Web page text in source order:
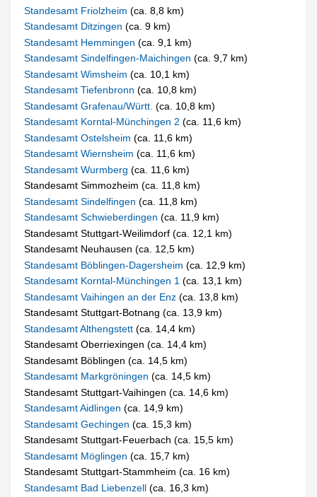
Standesamt Friolzheim(ca. 8,8 km)
Standesamt Ditzingen(ca. 9 km)
Standesamt Hemmingen(ca. 9,1 km)
Standesamt Sindelfingen-Maichingen(ca. 9,7 km)
Standesamt Wimsheim(ca. 10,1 km)
Standesamt Tiefenbronn(ca. 10,8 km)
Standesamt Grafenau/Württ.(ca. 10,8 km)
Standesamt Korntal-Münchingen 2(ca. 11,6 km)
Standesamt Ostelsheim(ca. 11,6 km)
Standesamt Wiernsheim(ca. 11,6 km)
Standesamt Wurmberg(ca. 11,6 km)
Standesamt Simmozheim (ca. 11,8 km)
Standesamt Sindelfingen(ca. 11,8 km)
Standesamt Schwieberdingen(ca. 11,9 km)
Standesamt Stuttgart-Weilimdorf (ca. 12,1 km)
Standesamt Neuhausen (ca. 12,5 km)
Standesamt Böblingen-Dagersheim(ca. 12,9 km)
Standesamt Korntal-Münchingen 1(ca. 13,1 km)
Standesamt Vaihingen an der Enz(ca. 13,8 km)
Standesamt Stuttgart-Botnang (ca. 13,9 km)
Standesamt Althengstett(ca. 14,4 km)
Standesamt Oberriexingen (ca. 14,4 km)
Standesamt Böblingen (ca. 14,5 km)
Standesamt Markgröningen(ca. 14,5 km)
Standesamt Stuttgart-Vaihingen (ca. 14,6 km)
Standesamt Aidlingen(ca. 14,9 km)
Standesamt Gechingen(ca. 15,3 km)
Standesamt Stuttgart-Feuerbach (ca. 15,5 km)
Standesamt Möglingen(ca. 15,7 km)
Standesamt Stuttgart-Stammheim (ca. 16 km)
Standesamt Bad Liebenzell(ca. 16,3 km)